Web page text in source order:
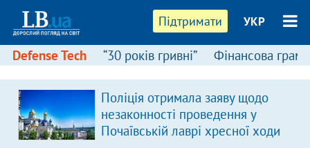
Підтримати УКР
Defense Tech “30 років гривні” Фінансова
Поліція отримала заяву щодо
незаконності проведення у
Почаївській лаврі хресної ходи